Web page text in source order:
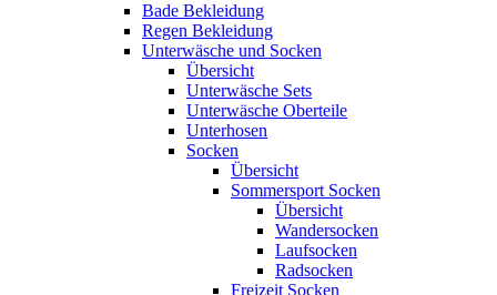
Bade Bekleidung
Regen Bekleidung
Unterwäsche und Socken
Übersicht
Unterwäsche Sets
Unterwäsche Oberteile
Unterhosen
Socken
Übersicht
Sommersport Socken
Übersicht
Wandersocken
Laufsocken
Radsocken
Freizeit Socken